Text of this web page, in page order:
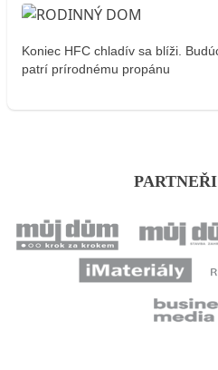
Koniec HFC chladív sa blíži.
patrí prírodnému propánu